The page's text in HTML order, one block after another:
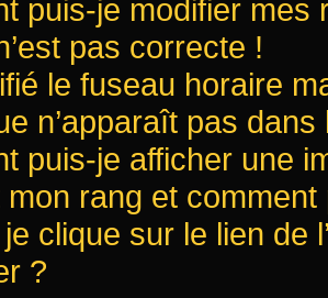
puis-je modifier mes
pas correcte !
le fuseau horaire
n’apparaît pas dans
puis-je afficher une
rang et
clique sur le lien de
?